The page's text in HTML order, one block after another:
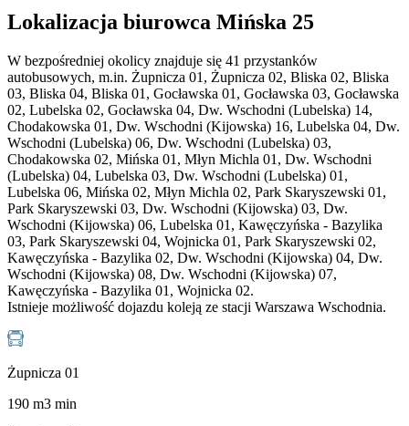
Lokalizacja biurowca Mińska 25
W bezpośredniej okolicy znajduje się 41 przystanków
autobusowych, m.in. Żupnicza 01, Żupnicza 02, Bliska 02, Bliska
03, Bliska 04, Bliska 01, Gocławska 01, Gocławska 03, Gocławska
02, Lubelska 02, Gocławska 04, Dw. Wschodni (Lubelska) 14,
Chodakowska 01, Dw. Wschodni (Kijowska) 16, Lubelska 04, Dw.
Wschodni (Lubelska) 06, Dw. Wschodni (Lubelska) 03,
Chodakowska 02, Mińska 01, Młyn Michla 01, Dw. Wschodni
(Lubelska) 04, Lubelska 03, Dw. Wschodni (Lubelska) 01,
Lubelska 06, Mińska 02, Młyn Michla 02, Park Skaryszewski 01,
Park Skaryszewski 03, Dw. Wschodni (Kijowska) 03, Dw.
Wschodni (Kijowska) 06, Lubelska 01, Kawęczyńska - Bazylika
03, Park Skaryszewski 04, Wojnicka 01, Park Skaryszewski 02,
Kawęczyńska - Bazylika 02, Dw. Wschodni (Kijowska) 04, Dw.
Wschodni (Kijowska) 08, Dw. Wschodni (Kijowska) 07,
Kawęczyńska - Bazylika 01, Wojnicka 02.
Istnieje możliwość dojazdu koleją ze stacji Warszawa Wschodnia.
Żupnicza 01
190 m3 min